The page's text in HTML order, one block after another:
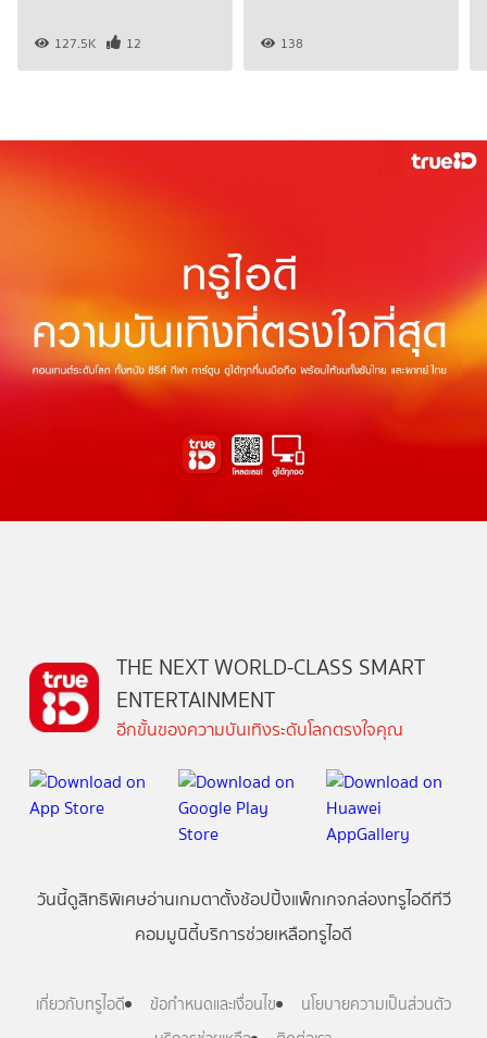
127.5K 12 138
THE NEXT WORLD-CLASS SMART
ENTERTAINMENT
อีกขั้นของความบันเทิงระดับโลกตรงใจคุณ
วันนี้ดูสิทธิพิเศษอ่านเกมตาตั้งช้อปปิ้งแพ็กเกจกล่องทรูไอดีทีวี
คอมมูนิตี้บริการช่วยเหลือทรูไอดี
เกี่ยวกับทรูไอดี ข้อกำหนดและเงื่อนไข
นโยบายความเป็นส่วนตัว